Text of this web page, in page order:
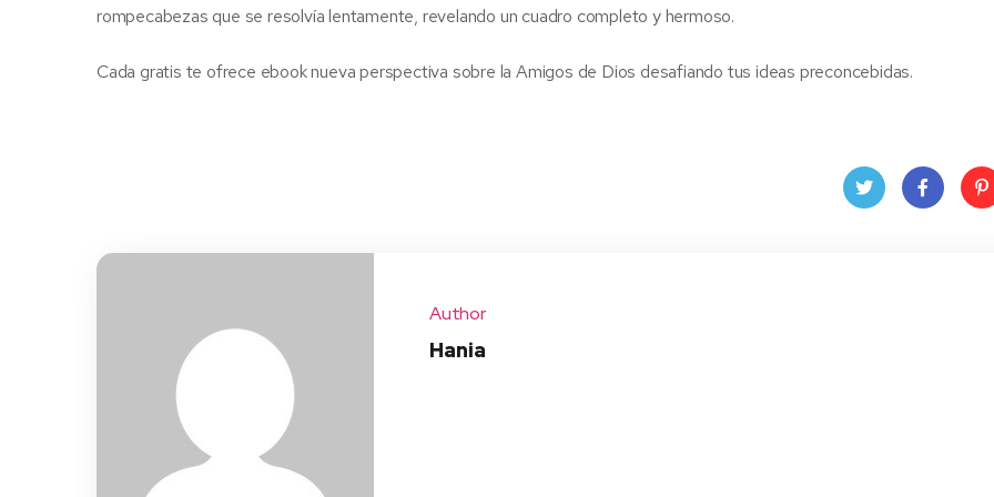
rompecabezas que se resolvía lentamente, revelando un cuadro completo y hermoso.
Cada gratis te ofrece ebook nueva perspectiva sobre la Amigos de Dios desafiando tus ideas preconcebidas.
Author
Hania